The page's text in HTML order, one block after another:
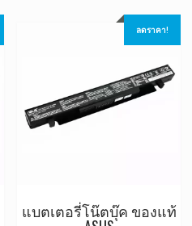
ลดราคา!
แบตเตอรี่โน๊ตบุ๊ค ของแท้